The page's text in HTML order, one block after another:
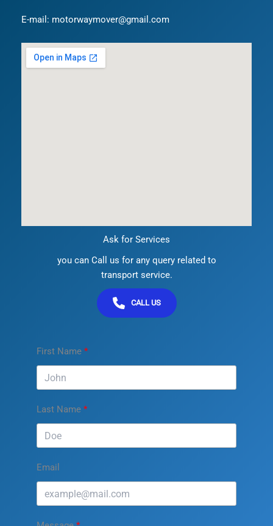
E-mail: motorwaymover@gmail.com
Ask for Services
you can Call us for any query related to
transport service.
CALL US
First Name
Last Name
Email